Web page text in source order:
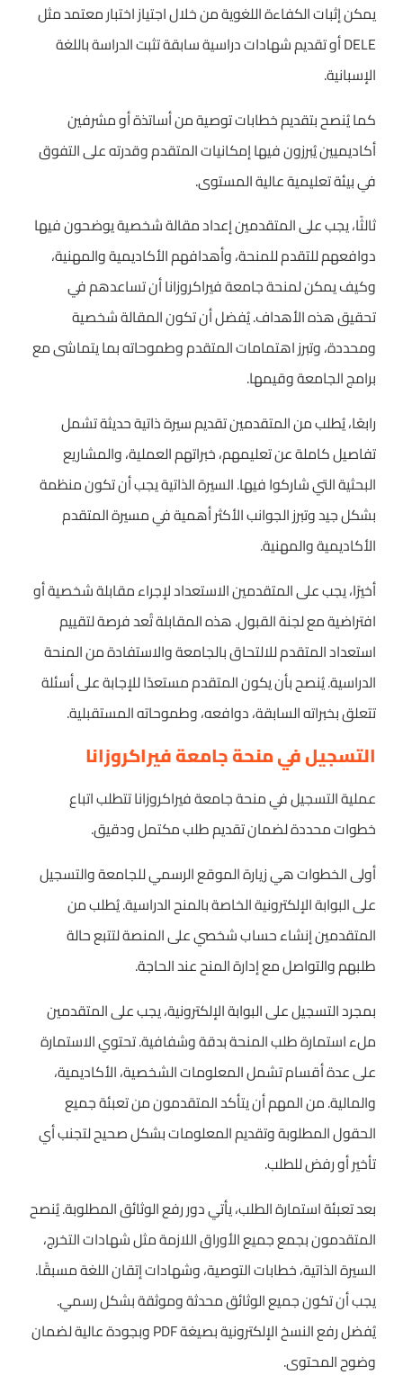
يمكن إثبات الكفاءة اللغوية من خلال اجتياز اختبار معتمد مثل
DELE أو تقديم شهادات دراسية سابقة تثبت الدراسة باللغة
الإسبانية.
كما يُنصح بتقديم خطابات توصية من أساتذة أو مشرفين
أكاديميين يُبرزون فيها إمكانيات المتقدم وقدرته على التفوق
في بيئة تعليمية عالية المستوى.
ثالثًا، يجب على المتقدمين إعداد مقالة شخصية يوضحون فيها
دوافعهم للتقدم للمنحة، وأهدافهم الأكاديمية والمهنية،
وكيف يمكن لمنحة جامعة فيراكروزانا أن تساعدهم في
تحقيق هذه الأهداف. يُفضل أن تكون المقالة شخصية
ومحددة، وتبرز اهتمامات المتقدم وطموحاته بما يتماشى مع
برامج الجامعة وقيمها.
رابعًا، يُطلب من المتقدمين تقديم سيرة ذاتية حديثة تشمل
تفاصيل كاملة عن تعليمهم، خبراتهم العملية، والمشاريع
البحثية التي شاركوا فيها. السيرة الذاتية يجب أن تكون منظمة
بشكل جيد وتبرز الجوانب الأكثر أهمية في مسيرة المتقدم
الأكاديمية والمهنية.
أخيرًا، يجب على المتقدمين الاستعداد لإجراء مقابلة شخصية أو
افتراضية مع لجنة القبول. هذه المقابلة تُعد فرصة لتقييم
استعداد المتقدم للالتحاق بالجامعة والاستفادة من المنحة
الدراسية. يُنصح بأن يكون المتقدم مستعدًا للإجابة على أسئلة
تتعلق بخبراته السابقة، دوافعه، وطموحاته المستقبلية.
التسجيل في منحة جامعة فيراكروزانا
عملية التسجيل في منحة جامعة فيراكروزانا تتطلب اتباع
خطوات محددة لضمان تقديم طلب مكتمل ودقيق.
أولى الخطوات هي زيارة الموقع الرسمي للجامعة والتسجيل
على البوابة الإلكترونية الخاصة بالمنح الدراسية. يُطلب من
المتقدمين إنشاء حساب شخصي على المنصة لتتبع حالة
طلبهم والتواصل مع إدارة المنح عند الحاجة.
بمجرد التسجيل على البوابة الإلكترونية، يجب على المتقدمين
ملء استمارة طلب المنحة بدقة وشفافية. تحتوي الاستمارة
على عدة أقسام تشمل المعلومات الشخصية، الأكاديمية،
والمالية. من المهم أن يتأكد المتقدمون من تعبئة جميع
الحقول المطلوبة وتقديم المعلومات بشكل صحيح لتجنب أي
تأخير أو رفض للطلب.
بعد تعبئة استمارة الطلب، يأتي دور رفع الوثائق المطلوبة. يُنصح
المتقدمون بجمع جميع الأوراق اللازمة مثل شهادات التخرج،
السيرة الذاتية، خطابات التوصية، وشهادات إتقان اللغة مسبقًا.
يجب أن تكون جميع الوثائق محدثة وموثقة بشكل رسمي.
يُفضل رفع النسخ الإلكترونية بصيغة PDF وبجودة عالية لضمان
وضوح المحتوى.